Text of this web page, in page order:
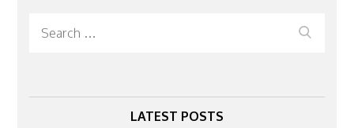
Search
LATEST POSTS